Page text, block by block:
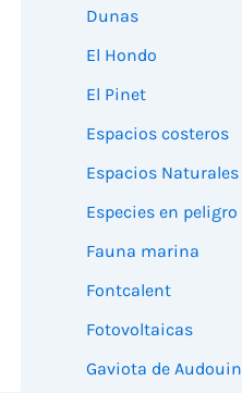
Dunas
El Hondo
El Pinet
Espacios costeros
Espacios Naturales
Especies en peligro
Fauna marina
Fontcalent
Fotovoltaicas
Gaviota de Audouin